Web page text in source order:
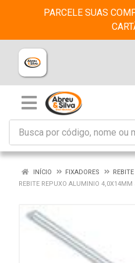
PARCELE SUAS
INÍCIO FIXADORES
REBITE
REBITE REPUXO ALUMINIO 4,0X14MM